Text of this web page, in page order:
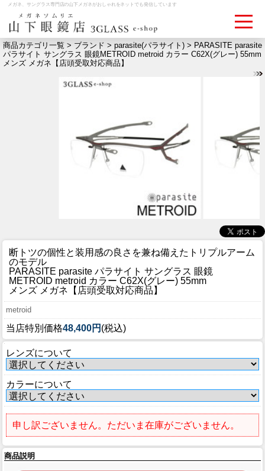
メガネ、サングラス専門店の山下メガネがおしゃれをネットでも発信しています
ログイン
メディア情報
ITEM
ブログ
BLOG
COMPANY
インフォメーション
INFORMATION
商品カテゴリ一覧 > ブランド > parasite(パラサイト) > PARASITE parasite
パラサイト サングラス 眼鏡METROID metroid カラー C62X(グレー) 55mm
メンズ メガネ【店頭受取対応商品】
断トツの個性と装用感の良さを兼ね備えたトリプルアーム
のモデル
PARASITE parasite パラサイト サングラス 眼鏡
METROID metroid カラー C62X(グレー) 55mm
メンズ メガネ【店頭受取対応商品】
metroid
当店特別価格48,400円 (税込)
レンズについて
カラーについて
申し訳ございません。ただいま在庫がございません。
商品説明